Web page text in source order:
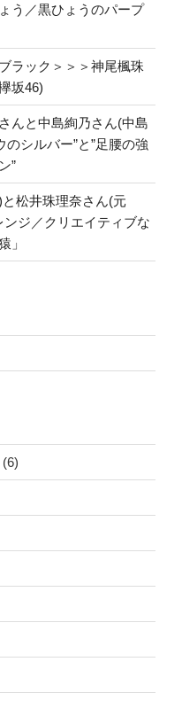
う／黒ひょうのパープ
ラック＞＞＞神尾楓珠
坂46)
んと中島絢乃さん(中島
シルバー”と”足腰の強
”
松井珠理奈さん(元
ジ／クリエイティブな
」
(6)